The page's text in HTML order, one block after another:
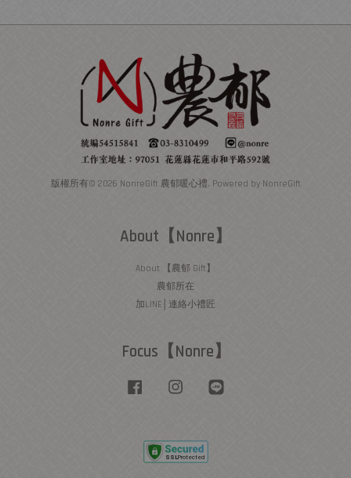
版權所有© 2026 NonreGift 農郁暖心禮. Powered by NonreGift
About【Nonre】
About 【農郁 Gift】
農郁所在
加LINE│連絡小禮匠
Focus【Nonre】
Facebook Instagram